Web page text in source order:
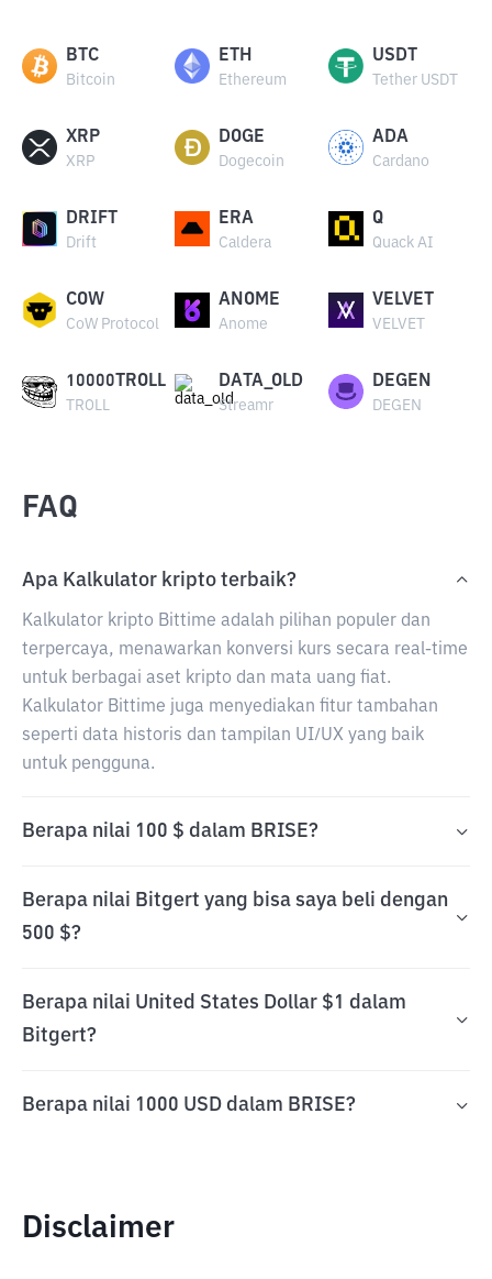
BTC
Bitcoin
ETH
Ethereum
USDT
Tether USDT
XRP
XRP
DOGE
Dogecoin
ADA
Cardano
DRIFT
Drift
ERA
Caldera
Q
Quack AI
COW
CoW Protocol
ANOME
Anome
VELVET
VELVET
10000TROLL
TROLL
DATA_OLD
Streamr
DEGEN
DEGEN
FAQ
Apa Kalkulator kripto terbaik?
Kalkulator kripto Bittime adalah pilihan populer dan
terpercaya, menawarkan konversi kurs secara real-time
untuk berbagai aset kripto dan mata uang fiat.
Kalkulator Bittime juga menyediakan fitur tambahan
seperti data historis dan tampilan UI/UX yang baik
untuk pengguna.
Berapa nilai 100 $ dalam BRISE?
Berapa nilai Bitgert yang bisa saya beli dengan
500 $?
Berapa nilai United States Dollar $1 dalam
Bitgert?
Berapa nilai 1000 USD dalam BRISE?
Disclaimer